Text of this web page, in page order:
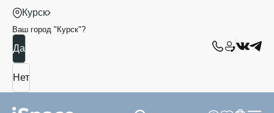
Курск
Ваш город " Курск"?